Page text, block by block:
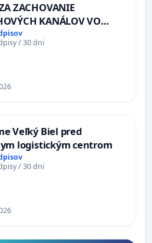
ZACHOVANIE
KANÁLOV VO
VLASTNÍCTVE A POD
SLOVENSKEJ
kanálov na
/ 30 dni
Veľký Biel pred
logistickým centrom
/ 30 dni